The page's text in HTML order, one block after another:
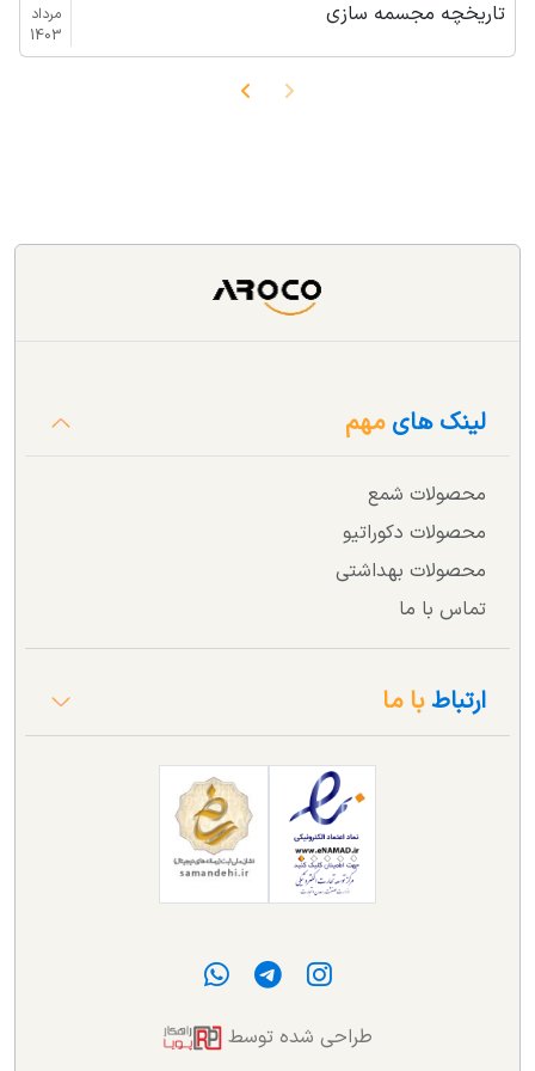
تاریخچه مجسمه سازی
مرداد
1403
لینک هایمهم
محصولات شمع
محصولات دکوراتیو
محصولات بهداشتی
تماس با ما
ارتباطبا ما
طراحی شده توسط